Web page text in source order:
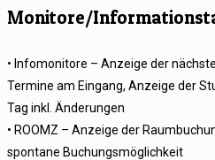
Monitore/
• Infomonitore – Anzeige der
Termine am Eingang, Anzeige der
Tag inkl. Änderungen
• ROOMZ – Anzeige der
spontane Buchungsmöglichkeit